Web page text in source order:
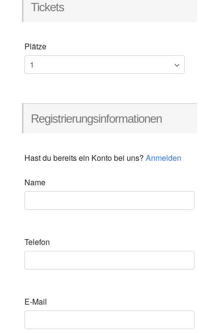
Tickets
Plätze
Registrierungsinformationen
Hast du bereits ein Konto bei uns? Anmelden
Name
Telefon
E-Mail